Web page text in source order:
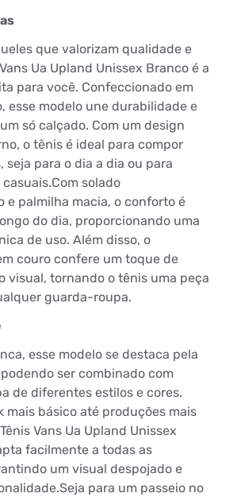
que valorizam qualidade e
Ua Upland Unissex Branco é a
para você. Confeccionado em
esse modelo une durabilidade e
só calçado. Com um design
o tênis é ideal para compor
seja para o dia a dia ou para
solado
e palmilha macia, o conforto é
do dia, proporcionando uma
de uso. Além disso, o
couro confere um toque de
visual, tornando o tênis uma peça
guarda-roupa.
esse modelo se destaca pela
ser combinado com
de diferentes estilos e cores.
mais básico até produções mais
Vans Ua Upland Unissex
facilmente a todas as
um visual despojado e
para um passeio no